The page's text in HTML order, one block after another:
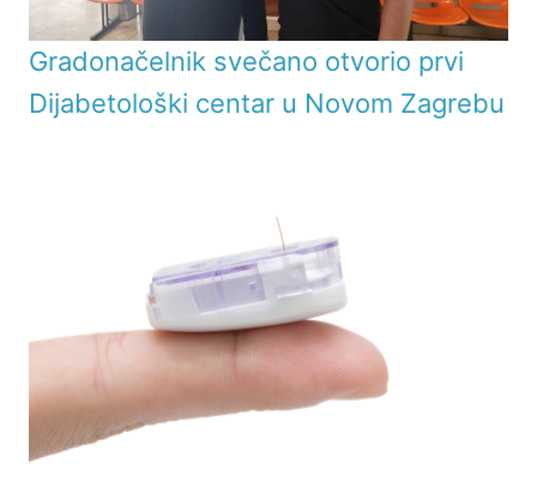
Gradonačelnik svečano otvorio prvi
Dijabetološki centar u Novom Zagrebu